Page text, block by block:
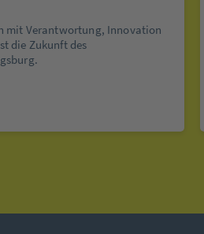
mit Verantwortung, Innovation
die Zukunft des